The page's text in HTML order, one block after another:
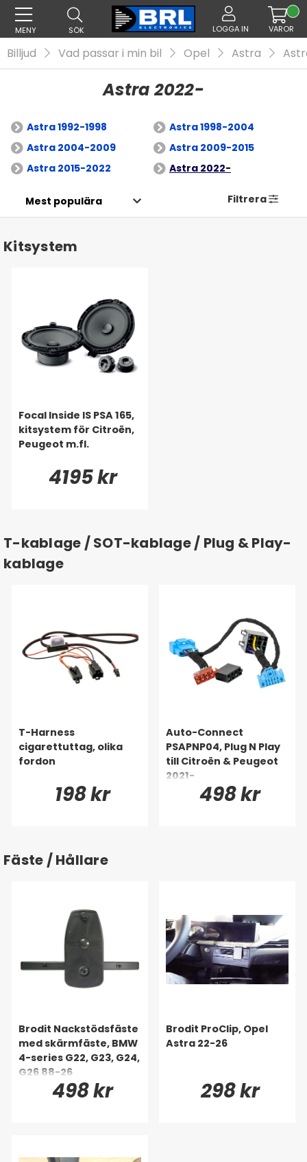
MENY SÖK LOGGA IN VAROR
Billjud Vad passar i min bil Opel Astra
Astra 2022-
Astra 1992-1998
Astra 1998-2004
Astra 2004-2009
Astra 2009-2015
Astra 2015-2022
Astra 2022-
Filtrera
Kitsystem
Focal Inside IS PSA 165,
kitsystem för Citroën,
Peugeot m.fl.
4195 kr
T-kablage / SOT-kablage / Plug & Play-
kablage
T-Harness
cigarettuttag, olika
fordon
198 kr
Auto-Connect
PSAPNP04, Plug N Play
till Citroën & Peugeot
2021-
498 kr
Fäste / Hållare
Brodit Nackstödsfäste
med skärmfäste, BMW
4-series G22, G23, G24,
G26 88-26
498 kr
Brodit ProClip, Opel
Astra 22-26
298 kr